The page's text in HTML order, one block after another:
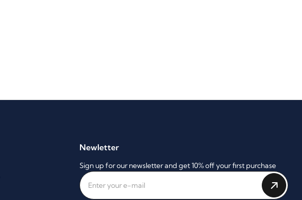
Newletter
Sign up for our newsletter and get 10% off your first purchase